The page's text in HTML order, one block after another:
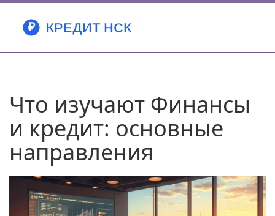
Что изучают Финансы
и кредит: основные
направления